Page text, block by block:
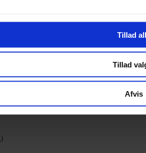
Tillad
Tillad
Afvis
10:00 – 17:30
& hosting by Webhuset Ballum ApS
)